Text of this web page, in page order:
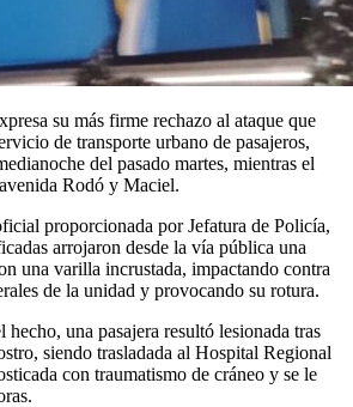
su más firme rechazo al ataque que
de transporte urbano de pasajeros,
del pasado martes, mientras el
Rodó y Maciel.
proporcionada por Jefatura de Policía,
arrojaron desde la vía pública una
una varilla incrustada, impactando contra
de la unidad y provocando su rotura.
hecho, una pasajera resultó lesionada tras
siendo trasladada al Hospital Regional
con traumatismo de cráneo y se le